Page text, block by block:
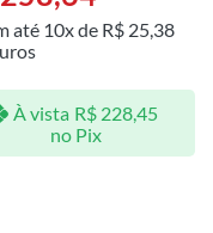
até 10x de R$25,38
À vista R$ 228,45
no Pix